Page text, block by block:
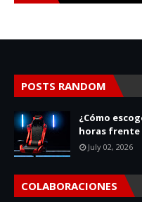
POSTS RANDOM
¿Cómo
horas frente
July 02, 2026
COLABORACIONES